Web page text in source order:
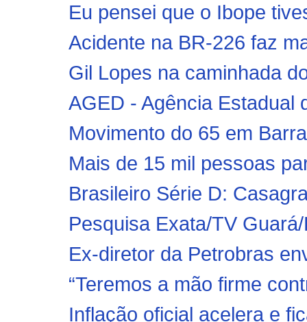
Eu pensei que o Ibope
Acidente na BR-226 faz
Gil Lopes na caminhada
AGED - Agência Estadual
Movimento do 65 em
Mais de 15 mil pessoas
Brasileiro Série D:
Pesquisa Exata/TV
Ex-diretor da Petrobras
“Teremos a mão firme
Inflação oficial acelera e